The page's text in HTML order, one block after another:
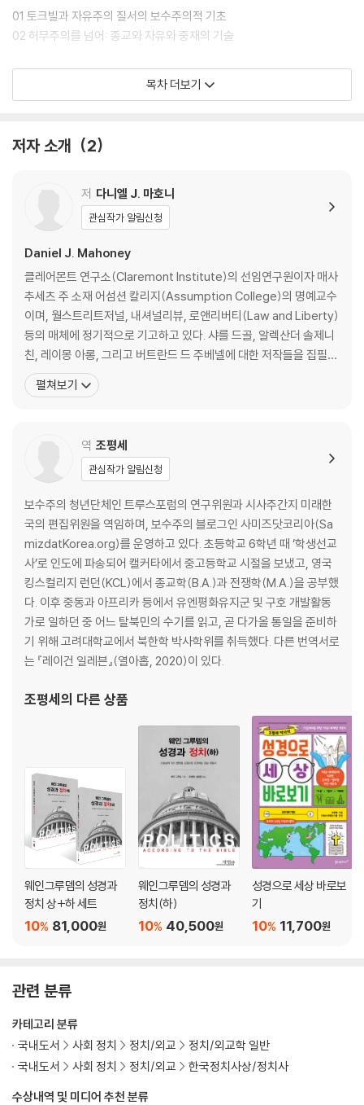
해야 할 자유 민주의 가치는 훼손되고, 이 같은 풍토로 뒤덮인 현대 사회는
종교와 관습, 전통과 지혜, 도덕과 문화가 완전히 전복되어 여느 독재 정권
저자는 한국어판 서문을 통해 한국 사회 위기의 본질을 꿰뚫고 경종을 울
는 것이다. 이로 인해 한국은 세계적 ‘자유화’에 역행하여 ‘북한 자유해
자유와 안보 위기에 봉착했다는 것이다.
01 토크빌과 자유주의 질서의 보수주의적 기초
02 허무주의를 넘어: 종교와 자유와 중재의 기술
Ⅱ 평등주의 시대의 정치가
05 1968년과 민주주의의 의미
06 보수주의와 민주주의와 외교정책
Ⅳ 전체주의와 테러: 현대의 어두운 이면
07 현대의 전체주의적 전복:
인간의 자기신격화와 현대 위기의 근원에 관한 솔제니친의 성찰
08 ‘도덕적 정신병’과 ‘도덕적 불결’: 정치적·문화적 현상으로서의 테러리
09 레이몽 아롱의 민주적 보수주의 모델
챕터별 추천도서
목차 더보기
저자 소개 2
저 다니엘 J. 마호니
관심작가 알림신청
Daniel J. Mahoney
클레어몬트 연구소(Claremont Institute)의 선임연구원이자 매사
추세츠 주 소재 어섬션 칼리지(Assumption College)의 명예교수
이며, 월스트리트저널, 내셔널리뷰, 로앤리버티(Law and Liberty)
등의 매체에 정기적으로 기고하고 있다. 샤를 드골, 알렉산더 솔제니
친, 레이몽 아롱, 그리고 버트란드 드 주베넬에 대한 저작들을 집필했
으며, 솔제니친 선집 『The Solzhenitsyn Reader』를 포함한 다수
의 책들을 편집했다. 1999년 프랑스 사회과학고등연구원(Ecole de
펼쳐보기
역 조평세
관심작가 알림신청
보수주의 청년단체인 트루스포럼의 연구위원과 시사주간지 미래한
국의 편집위원을 역임하며, 보수주의 블로그인 사미즈닷코리아(Sa
mizdatKorea.org)를 운영하고 있다. 초등학교 6학년 때 ‘학생선교
사’로 인도에 파송되어 캘커타에서 중고등학교 시절을 보냈고, 영국
킹스컬리지 런던(KCL)에서 종교학(B.A.)과 전쟁학(M.A.)을 공부했
다. 이후 중동과 아프리카 등에서 유엔평화유지군 및 구호 개발활동
가로 일하던 중 어느 탈북민의 수기를 읽고, 곧 다가올 통일을 준비하
기 위해 고려대학교에서 북한학 박사학위를 취득했다. 다른 번역서로
는 『레이건 일레븐』(열아홉, 2020)이 있다.
조평세 의 다른 상품
웨인그루뎀의 성경과
정치 상+하 세트
81,000원
10%
웨인그루뎀의 성경과
정치(하)
40,500원
10%
성경으로 세상 바로보
기
11,700원
10%
관련 분류
수상내역 및 미디어 추천 분류
카테고리 분류
국내도서
사회 정치 정치/외교
정치/외교학 일반
국내도서
사회 정치 정치/외교 한국정치사상/정치사